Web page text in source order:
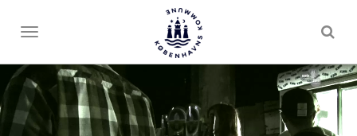
Toggle